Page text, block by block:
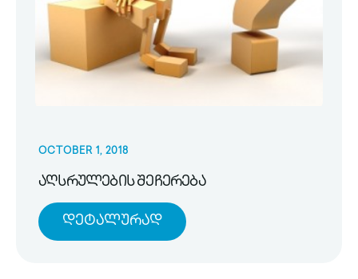
OCTOBER 1, 2018
აღსრულების შეჩერება
Დეტალურად